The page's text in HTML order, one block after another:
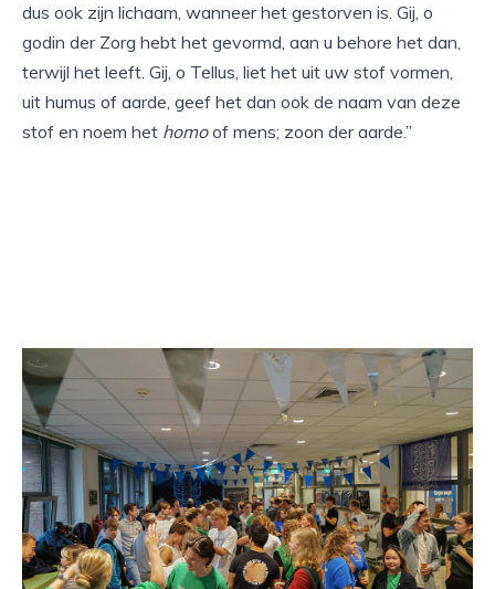
dus ook zijn lichaam, wanneer het gestorven is. Gij, o
godin der Zorg hebt het gevormd, aan u behore het dan,
terwijl het leeft. Gij, o Tellus, liet het uit uw stof vormen,
uit humus of aarde, geef het dan ook de naam van deze
stof en noem het homoof mens; zoon der aarde.”